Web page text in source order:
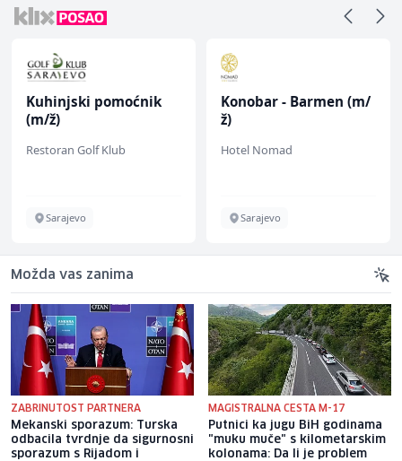
Kuhinjski pomoćnik
(m/ž)
Restoran Golf Klub
Sarajevo
Konobar - Barmen (m/
ž)
Hotel Nomad
Sarajevo
Možda vas zanima
ZABRINUTOST PARTNERA
Mekanski sporazum: Turska
odbacila tvrdnje da sigurnosni
sporazum s Rijadom i
MAGISTRALNA CESTA M-17
Putnici ka jugu BiH godinama
"muku muče" s kilometarskim
kolonama: Da li je problem